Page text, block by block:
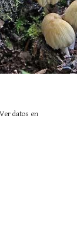
Ver datos en